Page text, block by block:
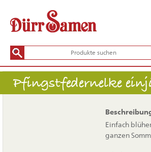
Pfingstfedernelke
Einfach
ganzen